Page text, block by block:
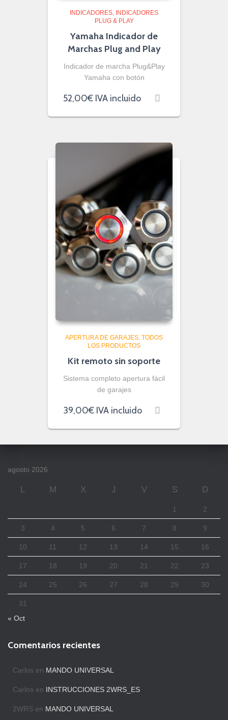
INDICADORES
INDICADORES
PLUG & PLAY
Yamaha Indicador de
Marchas Plug and Play
Indicador de marcha Plug&Play
Yamaha con botón
52,00€ IVA incluido
APERTURA DE GARAJES TODOS
LOS PRODUCTOS
Kit remoto sin soporte
Sistema completo apertura fácil
de garajes
39,00€ IVA incluido
agosto 2026
L M X J V S D
1 2
3 4 5 6 7 8 9
10 11 12 13 14 15 16
17 18 19 20 21 22 23
24 25 26 27 28 29 30
31
« Oct
Comentarios recientes
Carlos en MANDO UNIVERSAL
Carlos en INSTRUCCIONES 2WRS_ES
2WRS en MANDO UNIVERSAL